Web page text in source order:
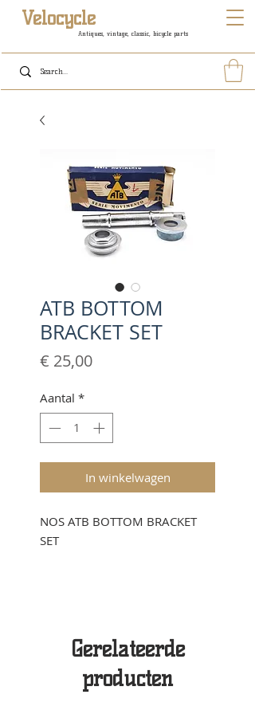
Antiques, vintage, classic, bicycle parts
Velocycle
ATB BOTTOM
BRACKET SET
€ 25,00Prijs
Aantal *
In winkelwagen
NOS ATB BOTTOM BRACKET
SET
Gerelateerde
producten